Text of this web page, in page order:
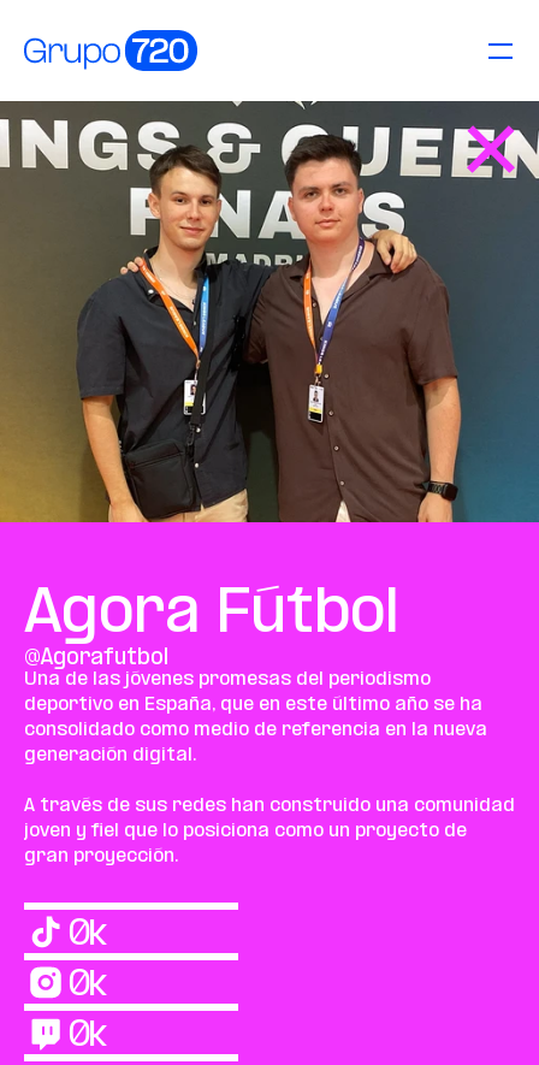
Inicio/
Influencia/
Producciones/
Estudios/
Nosotros/
Contacto
Agora Fútbol
@Agorafutbol
Una de las jóvenes promesas del periodismo
deportivo en España, que en este último año se ha
consolidado como medio de referencia en la nueva
generación digital.
A través de sus redes han construido una comunidad
joven y fiel que lo posiciona como un proyecto de
gran proyección.
0k
0k
0k